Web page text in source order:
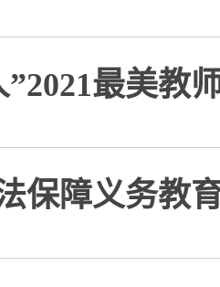
最美教
保障义务教